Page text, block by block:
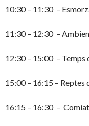
10:30 – 11:30 –
11:30 – 12:30 –
12:30 – 15:00 – Temps
15:00 – 16:15 – Reptes
16:15 – 16:30 – Comiat